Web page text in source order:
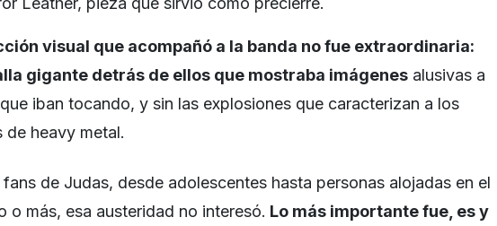
visual que acompañó a la banda no fue extraordinaria:
gigante detrás de ellos que mostraba imágenes alusivas a
iban tocando, y sin las explosiones que caracterizan a los
de heavy metal.
fans de Judas, desde adolescentes hasta personas alojadas en el
o más, esa austeridad no interesó. Lo más importante fue, es y